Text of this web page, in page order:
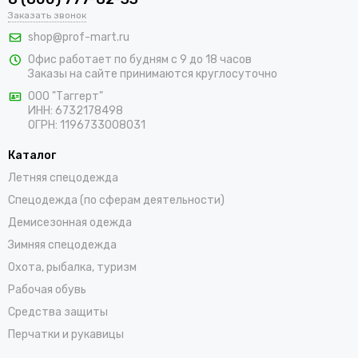
составит труда подобрать подходящие товары, среди
которых адаптеры для противоаэрозольных фильтров,
держатели для предфильтров, готовые комплекты,
изолирующие полумаски, панорамные маски и другие СИЗ.
регионам России в самые короткие сроки.
Заказать звонок
shop@prof-mart.ru
Офис работает по будням с 9 до 18 часов
Заказы на сайте принимаются круглосуточно
ООО "Таггерт"
ИНН: 6732178498
ОГРН: 1196733008031
Каталог
Летняя спецодежда
Спецодежда (по сферам деятельности)
Демисезонная одежда
Зимняя спецодежда
Охота, рыбалка, туризм
Рабочая обувь
Средства защиты
Перчатки и рукавицы